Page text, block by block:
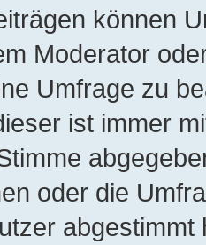
können
Moderator
Umfrage zu
ist immer
oder die